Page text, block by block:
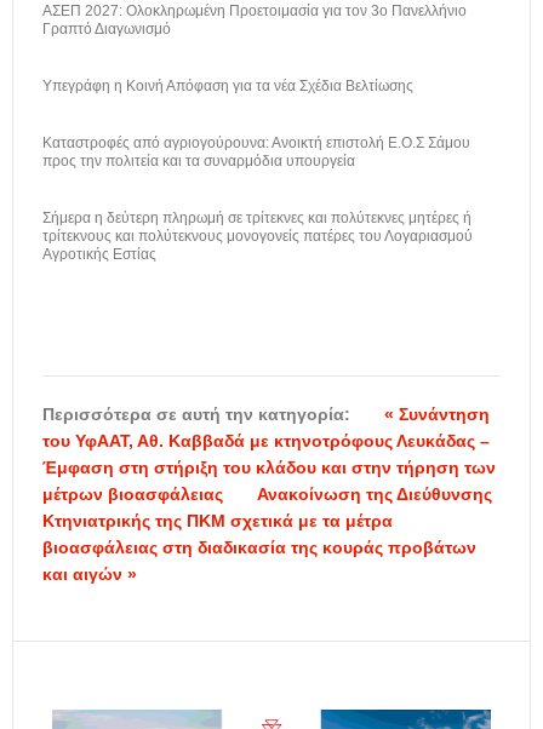
ΑΣΕΠ 2027: Ολοκληρωμένη Προετοιμασία για τον 3ο Πανελλήνιο
Γραπτό Διαγωνισμό
Υπεγράφη η Κοινή Απόφαση για τα νέα Σχέδια Βελτίωσης
Καταστροφές από αγριογούρουνα: Ανοικτή επιστολή Ε.Ο.Σ Σάμου
προς την πολιτεία και τα συναρμόδια υπουργεία
Σήμερα η δεύτερη πληρωμή σε τρίτεκνες και πολύτεκνες μητέρες ή
τρίτεκνους και πολύτεκνους μονογονείς πατέρες του Λογαριασμού
Αγροτικής Εστίας
Περισσότερα σε αυτή την κατηγορία:
« Συνάντηση
του ΥφΑΑΤ, Αθ. Καββαδά με κτηνοτρόφους Λευκάδας –
Έμφαση στη στήριξη του κλάδου και στην τήρηση των
μέτρων βιοασφάλειας
Ανακοίνωση της Διεύθυνσης
Κτηνιατρικής της ΠΚΜ σχετικά με τα μέτρα
βιοασφάλειας στη διαδικασία της κουράς προβάτων
και αιγών »